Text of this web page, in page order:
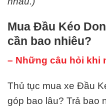
Mua Đầu Kéo
cần bao nhiêu?
– Những câu hỏi khi
Thủ tục mua xe Đầu
góp bao lâu? Trả bao